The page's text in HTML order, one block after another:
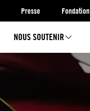
Presse Fondation
NOUS SOUTENIR